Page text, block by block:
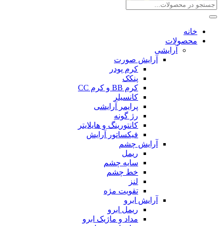
خانه
محصولات
آرایشی
آرایش صورت
کرم پودر
پنکک
کرم BB و کرم CC
کانسیلر
پرایمر آرایشی
رژ گونه
کانتورینگ و هایلایتر
فیکساتور آرایش
آرایش چشم
ریمل
سایه چشم
خط چشم
لنز
تقویت مژه
آرایش ابرو
ریمل ابرو
مداد و ماژیک ابرو